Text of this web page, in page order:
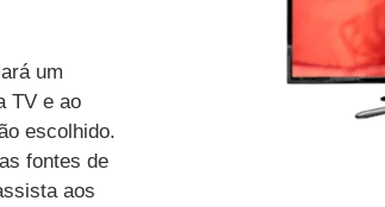
um
TV e ao
escolhido.
fontes de
aos